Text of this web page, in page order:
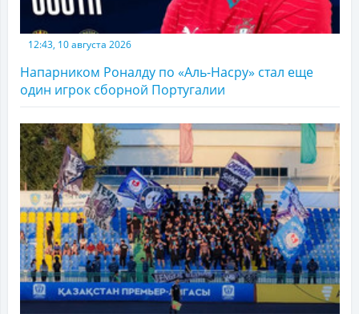
12:43, 10 августа 2026
Напарником Роналду по «Аль-Насру» стал еще
один игрок сборной Португалии